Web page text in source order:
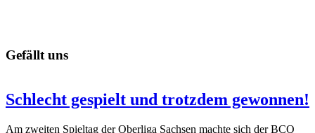
Gefällt uns
Schlecht gespielt und trotzdem gewonnen!
Am zweiten Spieltag der Oberliga Sachsen machte sich der BCO